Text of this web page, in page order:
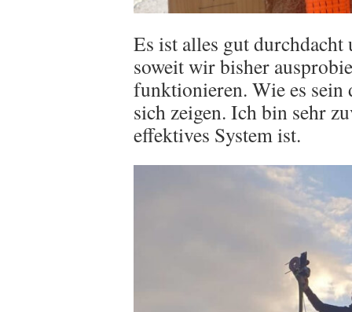
Es ist alles gut
soweit wir bisher
funktionieren. Wie es
sich zeigen. Ich bin sehr
effektives System ist.